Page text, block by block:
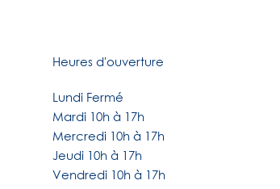
Heures d'ouverture
Lundi Fermé
Mardi 10h à 17h
Mercredi 10h à 17h
Jeudi 10h à 17h
Vendredi 10h à 17h